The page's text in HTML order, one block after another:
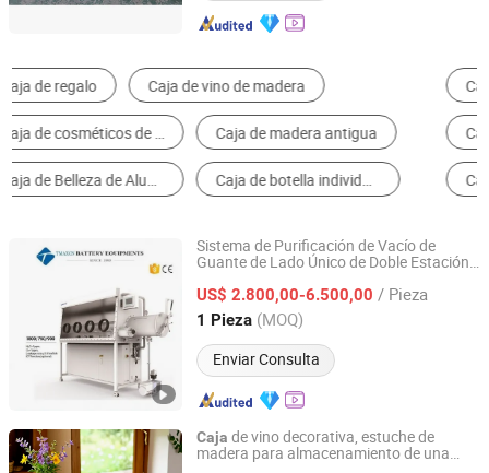
Cajas de Embalaje Caja de Regalo de Papel
Cartones de Embalaje Caja Cosmética
Caja de almacenamiento de joyas
Sistema de Purificación de Vacío de
Guante de Lado Único de Doble Estación
(1800*750mm) & H2O O2
US$ 2.800,00-6.500,00 / Pieza
1 Pieza (MOQ)
Enviar Consulta
Xiamen Tmax Battery Equipments Limited
Fujian, China Desde 2020
Caja de vino decorativa, estuche de
madera para almacenamiento de una
KINGDEFUL (XIAMEN) HOME DECOR CO., LTD.